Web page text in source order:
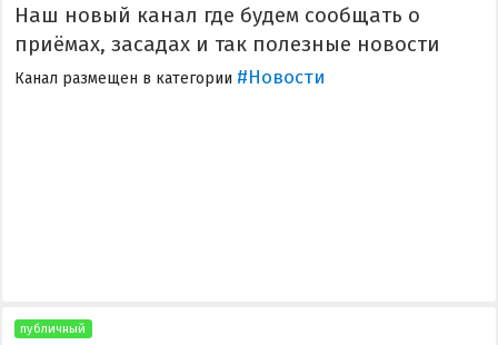
Наш новый канал где будем сообщать о
приёмах, засадах и так полезные новости
Канал размещен в категории #Новости
публичный